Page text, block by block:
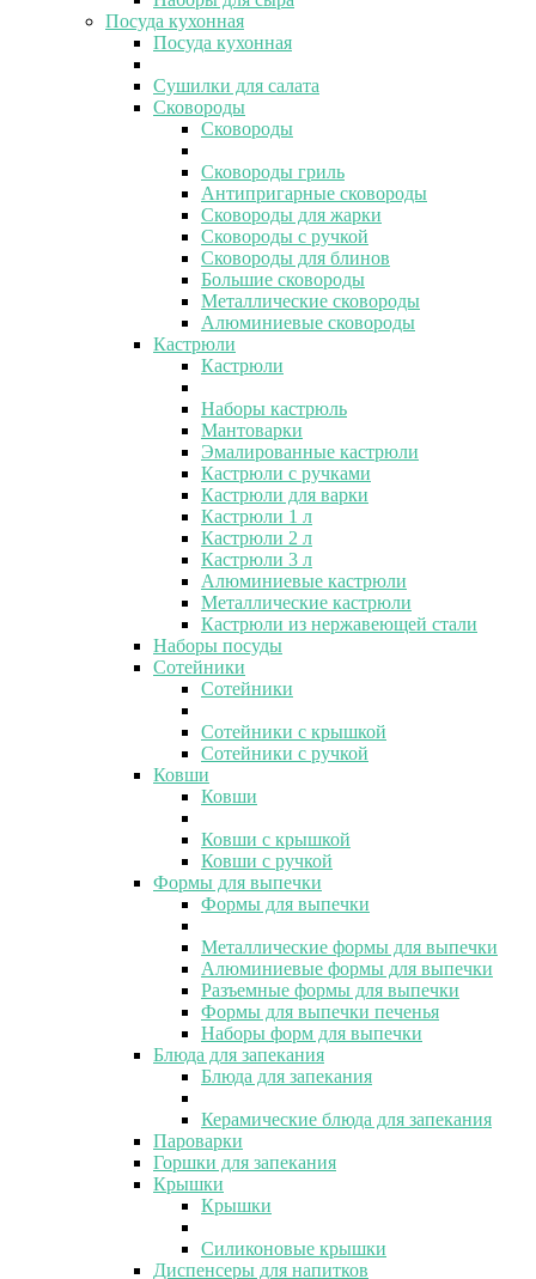
Посуда кухонная
Посуда кухонная
Сушилки для салата
Сковороды
Сковороды
Сковороды гриль
Антипригарные сковороды
Сковороды для жарки
Сковороды с ручкой
Сковороды для блинов
Большие сковороды
Металлические сковороды
Алюминиевые сковороды
Кастрюли
Кастрюли
Наборы кастрюль
Мантоварки
Эмалированные кастрюли
Кастрюли с ручками
Кастрюли для варки
Кастрюли 1 л
Кастрюли 2 л
Кастрюли 3 л
Алюминиевые кастрюли
Металлические кастрюли
Кастрюли из нержавеющей стали
Наборы посуды
Сотейники
Сотейники
Сотейники с крышкой
Сотейники с ручкой
Ковши
Ковши
Ковши с крышкой
Ковши с ручкой
Формы для выпечки
Формы для выпечки
Металлические формы для выпечки
Алюминиевые формы для выпечки
Разъемные формы для выпечки
Формы для выпечки печенья
Наборы форм для выпечки
Блюда для запекания
Блюда для запекания
Керамические блюда для запекания
Пароварки
Горшки для запекания
Крышки
Крышки
Силиконовые крышки
Диспенсеры для напитков